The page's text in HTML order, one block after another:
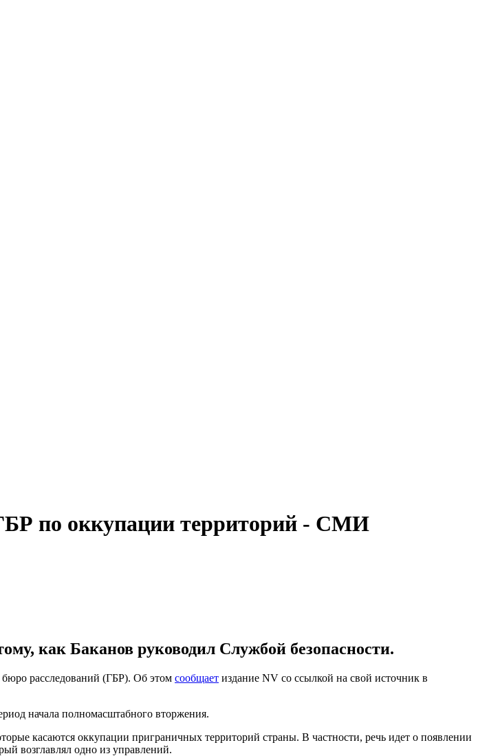
по оккупации территорий - СМИ
как Баканов руководил Службой безопасности.
расследований (ГБР). Об этом сообщает издание NV со ссылкой на свой источник в
начала полномасштабного вторжения.
касаются оккупации приграничных территорий страны. В частности, речь идет о появлении
возглавлял одно из управлений.